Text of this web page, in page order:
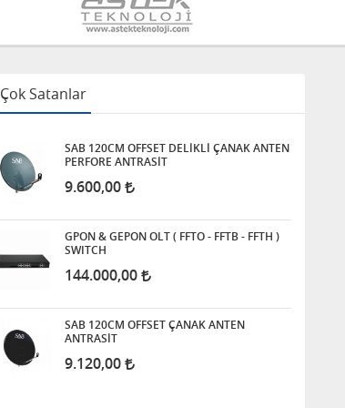
Çok Satanlar
SAB 120CM OFFSET DELİKLİ ÇANAK ANTEN
PERFORE ANTRASİT
9.600,00
GPON & GEPON OLT ( FFTO - FFTB - FFTH )
SWITCH
144.000,00
SAB 120CM OFFSET ÇANAK ANTEN
ANTRASİT
9.120,00